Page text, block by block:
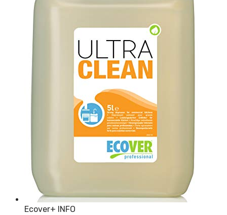
Ecover+ INFO